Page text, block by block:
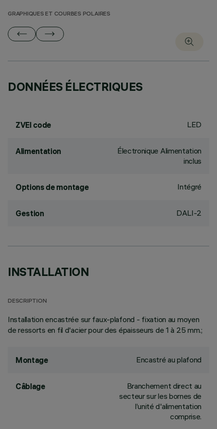
GRAPHIQUES ET COURBES POLAIRES
DONNÉES ÉLECTRIQUES
ZVEI code LED
Alimentation
Électronique Alimentation
inclus
Options de montage Intégré
Gestion DALI-2
INSTALLATION
DESCRIPTION
Installation encastrée sur faux-plafond - fixation au moyen
de ressorts en fil d'acier pour des épaisseurs de 1 à 25 mm.;
Montage Encastré au plafond
Câblage
Branchement direct au
secteur sur les bornes de
l’unité d'alimentation
comprise.